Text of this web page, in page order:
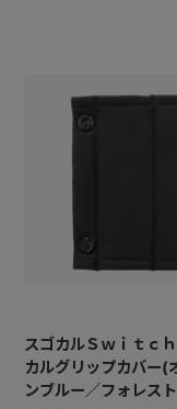
スゴカルＳｗｉｔｃ
カルグリップカバー(
ンブルー／フォレス